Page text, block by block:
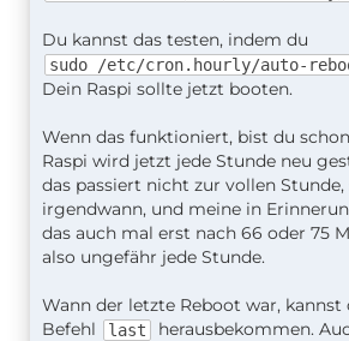
Du kannst das testen, indem du
sudo /etc/cron.hourly/auto-
Dein Raspi sollte jetzt booten.
Wenn das funktioniert, bist du
Raspi wird jetzt jede Stunde neu
das passiert nicht zur vollen
irgendwann, und meine in
das auch mal erst nach 66 oder 75
also ungefähr jede Stunde.
Wann der letzte Reboot war,
Befehl
last herausbekommen.